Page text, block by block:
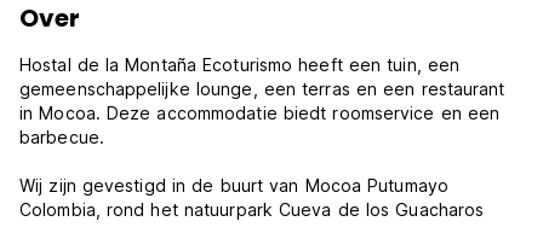
Over
Hostal de la Montaña Ecoturismo heeft een tuin, een
gemeenschappelijke lounge, een terras en een restaurant
in Mocoa. Deze accommodatie biedt roomservice en een
barbecue.
Wij zijn gevestigd in de buurt van Mocoa Putumayo
Colombia, rond het natuurpark Cueva de los Guacharos